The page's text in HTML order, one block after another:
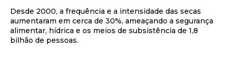
Desde 2000, a frequência e a intensidade das secas
aumentaram em cerca de 30%, ameaçando a segurança
alimentar, hídrica e os meios de subsistência de 1,8
bilhão de pessoas.